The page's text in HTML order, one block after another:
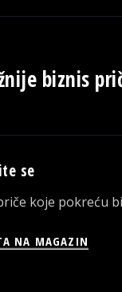
biznis
se
koje pokreću
NA MAGAZIN